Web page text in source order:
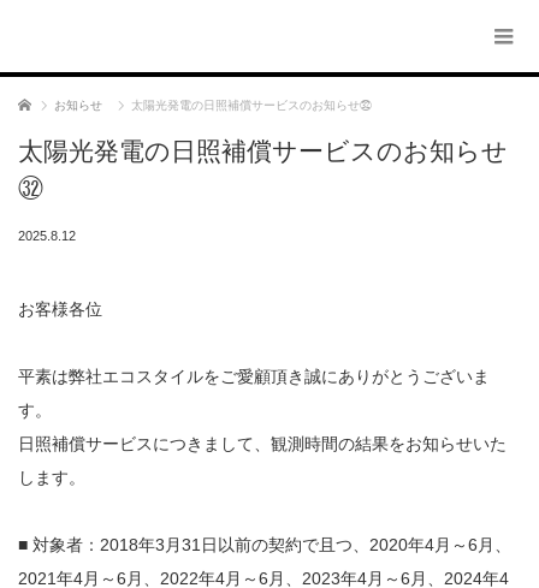
ホーム お知らせ 太陽光発電の日照補償サービスのお知らせ㉜
太陽光発電の日照補償サービスのお知らせ
㉜
2025.8.12
お客様各位
平素は弊社エコスタイルをご愛顧頂き誠にありがとうございま
す。
日照補償サービスにつきまして、観測時間の結果をお知らせいた
します。
■ 対象者：2018年3月31日以前の契約で且つ、2020年4月～6月、
2021年4月～6月、2022年4月～6月、2023年4月～6月、2024年4